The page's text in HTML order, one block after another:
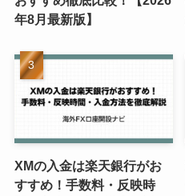
年8月最新版】
XMの入金は楽天銀行がお
すすめ！手数料・反映時